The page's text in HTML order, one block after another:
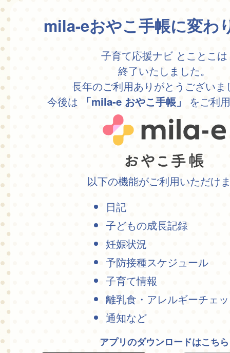
mila-eおやこ手帳に変わ
子育て応援ナビ とことこは
終了いたしました。
長年のご利用ありがとうございま
今後は
「mila-e おやこ手帳」 をご利
以下の機能がご利用いただけ
日記
子どもの成長記録
妊娠状況
予防接種スケジュール
子育て情報
離乳食・アレルギーチェ
通知など
アプリのダウンロードはこちら